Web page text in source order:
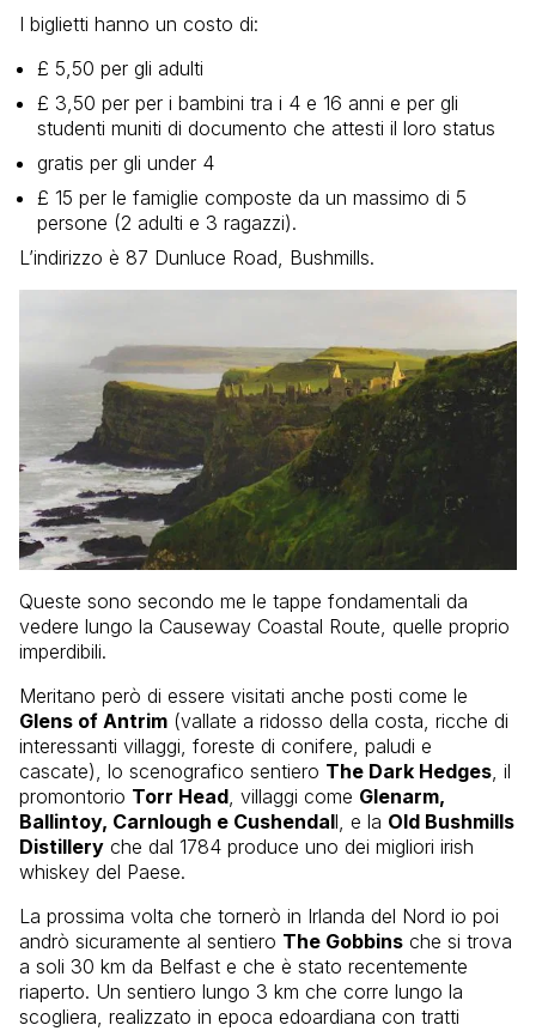
I biglietti hanno un costo di:
£ 5,50 per gli adulti
£ 3,50 per per i bambini tra i 4 e 16 anni e per gli
studenti muniti di documento che attesti il loro status
gratis per gli under 4
£ 15 per le famiglie composte da un massimo di 5
persone (2 adulti e 3 ragazzi).
L’indirizzo è 87 Dunluce Road, Bushmills.
Queste sono secondo me le tappe fondamentali da
vedere lungo la Causeway Coastal Route, quelle proprio
imperdibili.
Meritano però di essere visitati anche posti come le
Glens of Antrim (vallate a ridosso della costa, ricche di
interessanti villaggi, foreste di conifere, paludi e
cascate), lo scenografico sentiero The Dark Hedges, il
promontorio Torr Head, villaggi come Glenarm,
Ballintoy, Carnlough e Cushendall, e la Old Bushmills
Distillery che dal 1784 produce uno dei migliori irish
whiskey del Paese.
La prossima volta che tornerò in Irlanda del Nord io poi
andrò sicuramente al sentiero The Gobbins che si trova
a soli 30 km da Belfast e che è stato recentemente
riaperto. Un sentiero lungo 3 km che corre lungo la
scogliera, realizzato in epoca edoardiana con tratti